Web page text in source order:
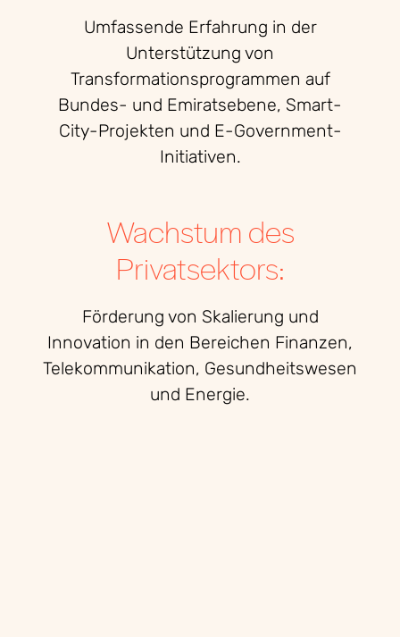
Umfassende Erfahrung in der
Unterstützung von
Transformationsprogrammen auf
Bundes- und Emiratsebene, Smart-
City-Projekten und E-Government-
Initiativen.
Wachstum des
Privatsektors:
Förderung von Skalierung und
Innovation in den Bereichen Finanzen,
Telekommunikation, Gesundheitswesen
und Energie.